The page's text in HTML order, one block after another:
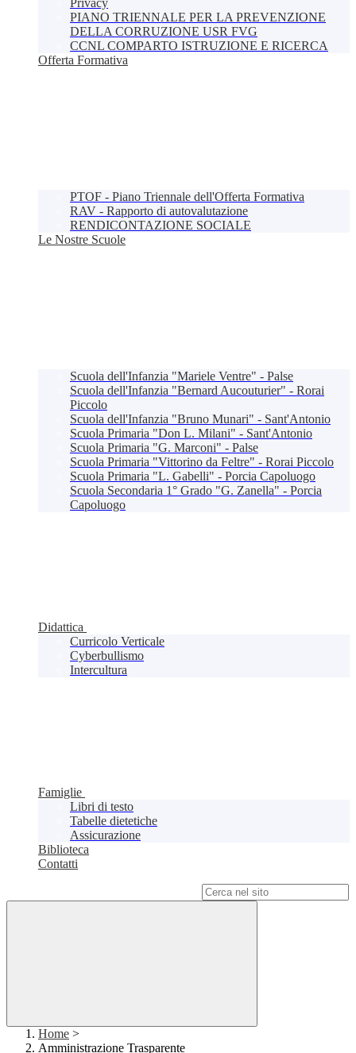
Privacy
PIANO TRIENNALE PER LA PREVENZIONE
DELLA CORRUZIONE USR FVG
CCNL COMPARTO ISTRUZIONE E RICERCA
Offerta Formativa
PTOF - Piano Triennale dell'Offerta Formativa
RAV - Rapporto di autovalutazione
RENDICONTAZIONE SOCIALE
Le Nostre Scuole
Scuola dell'Infanzia "Mariele Ventre" - Palse
Scuola dell'Infanzia "Bernard Aucouturier" - Rorai
Piccolo
Scuola dell'Infanzia "Bruno Munari" - Sant'Antonio
Scuola Primaria "Don L. Milani" - Sant'Antonio
Scuola Primaria "G. Marconi" - Palse
Scuola Primaria "Vittorino da Feltre" - Rorai Piccolo
Scuola Primaria "L. Gabelli" - Porcia Capoluogo
Scuola Secondaria 1° Grado "G. Zanella" - Porcia
Capoluogo
Didattica
Curricolo Verticale
Cyberbullismo
Intercultura
Famiglie
Libri di testo
Tabelle dietetiche
Assicurazione
Biblioteca
Contatti
Home >
Amministrazione Trasparente